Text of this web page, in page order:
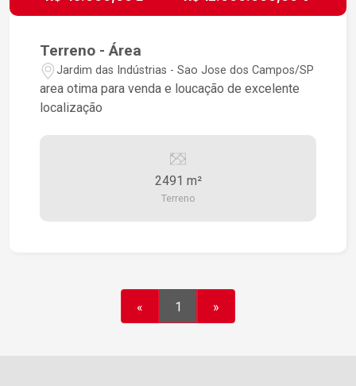
Terreno - Área
Jardim das Indústrias - Sao Jose dos Campos/SP
area otima para venda e loucação de excelente
localização
2491 m²
Terreno
« 1 »